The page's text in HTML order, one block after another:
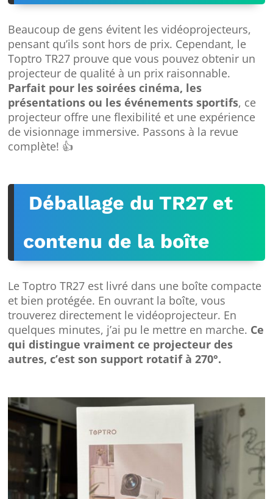
Beaucoup de gens évitent les vidéoprojecteurs,
pensant qu’ils sont hors de prix. Cependant, le
Toptro TR27 prouve que vous pouvez obtenir un
projecteur de qualité à un prix raisonnable.
Parfait pour les soirées cinéma, les
présentations ou les événements sportifs, ce
projecteur offre une flexibilité et une expérience
de visionnage immersive. Passons à la revue
complète! 👍
Déballage du TR27 et
contenu de la boîte
Le Toptro TR27 est livré dans une boîte compacte
et bien protégée. En ouvrant la boîte, vous
trouverez directement le vidéoprojecteur. En
quelques minutes, j’ai pu le mettre en marche. Ce
qui distingue vraiment ce projecteur des
autres, c’est son support rotatif à 270°.